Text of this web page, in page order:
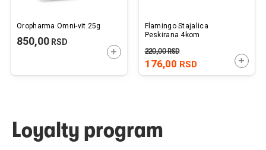
Oropharma Omni-vit 25g
850,00 RSD
DODAJTE U KORPU
Flamingo Stajalica
Peskirana 4kom
176,00 RSD
220,00RSD
Loyalty program